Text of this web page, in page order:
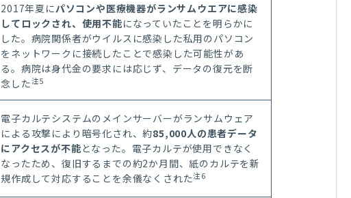
2017年夏にパソコンや医療機器がランサムウエアに感染
してロックされ、使用不能になっていたこと を明らかに
した。病院関係者がウイルスに感染した私用のパソコン
をネットワークに接続したことで感染 した可能性があ
る。病院は身代金の要求には応じず、データの復元を断
念した注5
電子カルテシステムの メインサーバーがランサムウェア
による攻撃により暗号化され、約85,000人の患者データ
にアクセスが不能 となった。電子カルテが使用できなく
なったため、 復旧する までの約2か月間、紙のカルテを新
規作成して対応することを余儀なくされた注 6